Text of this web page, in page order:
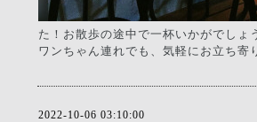
た！お散歩の途中で一杯いかがでしょ
ワンちゃん連れでも、気軽にお立ち寄
2022-10-06 03:10:00